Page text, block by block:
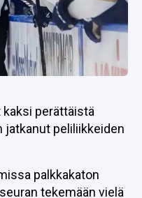
kaksi perättäistä
jatkanut peliliikkeiden
palkkakaton
tekemään vielä